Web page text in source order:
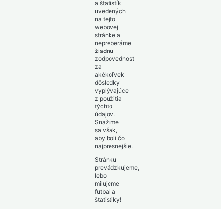
a štatistík
uvedených
na tejto
webovej
stránke a
nepreberáme
žiadnu
zodpovednosť
za
akékoľvek
dôsledky
vyplývajúce
z použitia
týchto
údajov.
Snažíme
sa však,
aby boli čo
najpresnejšie.
Stránku
prevádzkujeme,
lebo
milujeme
futbal a
štatistiky!